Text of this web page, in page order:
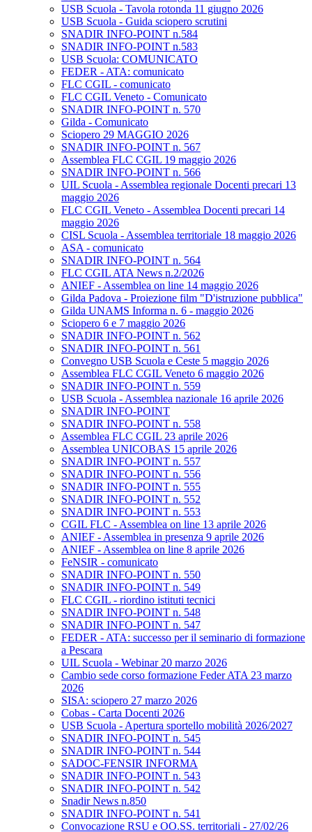
USB Scuola - Tavola rotonda 11 giugno 2026
USB Scuola - Guida sciopero scrutini
SNADIR INFO-POINT n.584
SNADIR INFO-POINT n.583
USB Scuola: COMUNICATO
FEDER - ATA: comunicato
FLC CGIL - comunicato
FLC CGIL Veneto - Comunicato
SNADIR INFO-POINT n. 570
Gilda - Comunicato
Sciopero 29 MAGGIO 2026
SNADIR INFO-POINT n. 567
Assemblea FLC CGIL 19 maggio 2026
SNADIR INFO-POINT n. 566
UIL Scuola - Assemblea regionale Docenti precari 13
maggio 2026
FLC CGIL Veneto - Assemblea Docenti precari 14
maggio 2026
CISL Scuola - Assemblea territoriale 18 maggio 2026
ASA - comunicato
SNADIR INFO-POINT n. 564
FLC CGIL ATA News n.2/2026
ANIEF - Assemblea on line 14 maggio 2026
Gilda Padova - Proiezione film "D'istruzione pubblica"
Gilda UNAMS Informa n. 6 - maggio 2026
Sciopero 6 e 7 maggio 2026
SNADIR INFO-POINT n. 562
SNADIR INFO-POINT n. 561
Convegno USB Scuola e Ceste 5 maggio 2026
Assemblea FLC CGIL Veneto 6 maggio 2026
SNADIR INFO-POINT n. 559
USB Scuola - Assemblea nazionale 16 aprile 2026
SNADIR INFO-POINT
SNADIR INFO-POINT n. 558
Assemblea FLC CGIL 23 aprile 2026
Assemblea UNICOBAS 15 aprile 2026
SNADIR INFO-POINT n. 557
SNADIR INFO-POINT n. 556
SNADIR INFO-POINT n. 555
SNADIR INFO-POINT n. 552
SNADIR INFO-POINT n. 553
CGIL FLC - Assemblea on line 13 aprile 2026
ANIEF - Assemblea in presenza 9 aprile 2026
ANIEF - Assemblea on line 8 aprile 2026
FeNSIR - comunicato
SNADIR INFO-POINT n. 550
SNADIR INFO-POINT n. 549
FLC CGIL - riordino istituti tecnici
SNADIR INFO-POINT n. 548
SNADIR INFO-POINT n. 547
FEDER - ATA: successo per il seminario di formazione
a Pescara
UIL Scuola - Webinar 20 marzo 2026
Cambio sede corso formazione Feder ATA 23 marzo
2026
SISA: sciopero 27 marzo 2026
Cobas - Carta Docenti 2026
USB Scuola - Apertura sportello mobilità 2026/2027
SNADIR INFO-POINT n. 545
SNADIR INFO-POINT n. 544
SADOC-FENSIR INFORMA
SNADIR INFO-POINT n. 543
SNADIR INFO-POINT n. 542
Snadir News n.850
SNADIR INFO-POINT n. 541
Convocazione RSU e OO.SS. territoriali - 27/02/26